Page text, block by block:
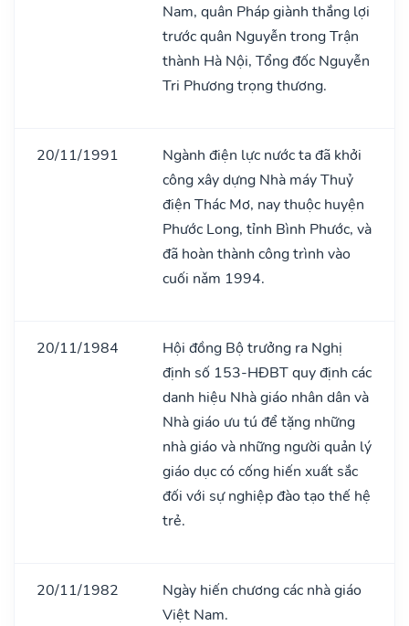
Nam, quân Pháp giành thắng lợi
trước quân Nguyễn trong Trận
thành Hà Nội, Tổng đốc Nguyễn
Tri Phương trọng thương.
20/11/1991
Ngành điện lực nước ta đã khởi
công xây dựng Nhà máy Thuỷ
điện Thác Mơ, nay thuộc huyện
Phước Long, tỉnh Bình Phước, và
đã hoàn thành công trình vào
cuối nǎm 1994.
20/11/1984
Hội đồng Bộ trưởng ra Nghị
định số 153-HĐBT quy định các
danh hiệu Nhà giáo nhân dân và
Nhà giáo ưu tú để tặng những
nhà giáo và những người quản lý
giáo dục có cống hiến xuất sắc
đối với sự nghiệp đào tạo thế hệ
trẻ.
20/11/1982
Ngày hiến chương các nhà giáo
Việt Nam.